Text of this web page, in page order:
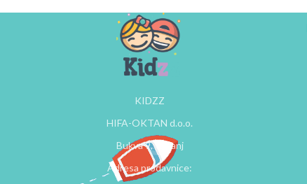
KIDZZ
HIFA-OKTAN d.o.o.
Bukva 9, Tešanj
Adresa prodavnice: